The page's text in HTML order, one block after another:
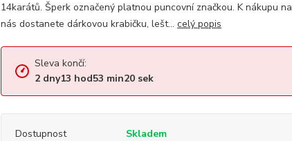
14karátů. Šperk označený platnou puncovní značkou. K nákupu
nás dostanete dárkovou krabičku, lešt... celý popis
Sleva končí:
2 dny13 hod53 min19sek
Dostupnost
Skladem